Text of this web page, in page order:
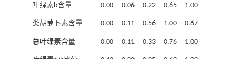
叶绿素b含量 0.00 0.06 0.22 0.65 1.00
类胡萝卜素含量 0.00 0.11 0.56 1.00 0.67
总叶绿素含量 0.00 0.11 0.33 0.76 1.00